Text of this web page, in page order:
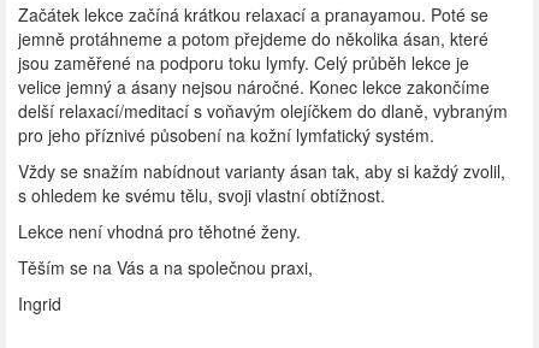
Začátek lekce začíná krátkou relaxací a pranayamou. Poté se
jemně protáhneme a potom přejdeme do několika ásan, které
jsou zaměřené na podporu toku lymfy. Celý průběh lekce je
velice jemný a ásany nejsou náročné. Konec lekce zakončíme
delší relaxací/meditací s voňavým olejíčkem do dlaně, vybraným
pro jeho příznivé působení na kožní lymfatický systém.
Vždy se snažím nabídnout varianty ásan tak, aby si každý zvolil,
s ohledem ke svému tělu, svoji vlastní obtížnost.
Lekce není vhodná pro těhotné ženy.
Těším se na Vás a na společnou praxi,
Ingrid